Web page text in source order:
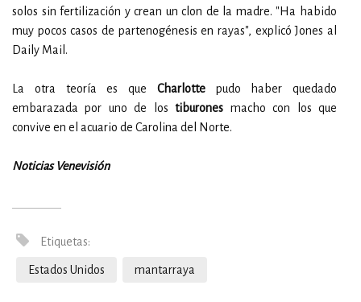
solos sin fertilización y crean un clon de la madre. "Ha habido
muy pocos casos de partenogénesis en rayas", explicó Jones al
Daily Mail.
La otra teoría es que Charlottepudo haber quedado
embarazada por uno de lostiburones macho con los que
convive en el acuario de Carolina del Norte.
Noticias Venevisión
Etiquetas:
Estados Unidos mantarraya